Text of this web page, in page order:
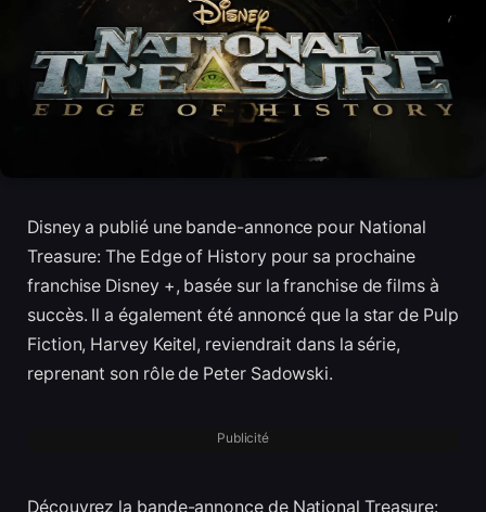
Disney a publié une bande-annonce pour National
Treasure: The Edge of History pour sa prochaine
franchise Disney +, basée sur la franchise de films à
succès. Il a également été annoncé que la star de Pulp
Fiction, Harvey Keitel, reviendrait dans la série,
reprenant son rôle de Peter Sadowski.
Publicité
Découvrez la bande-annonce de National Treasure: